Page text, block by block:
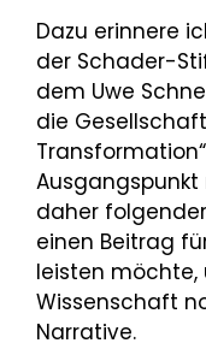
Dazu erinnere
der Schader-
dem Uwe
die
daher
einen Beitrag
leisten
Wissenschaft
Narrative.